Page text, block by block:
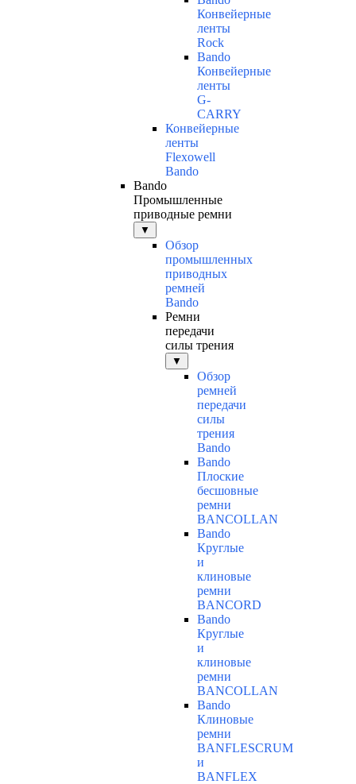
Конвейерные
ленты
Rock
Bando
Конвейерные
ленты
G-
CARRY
Конвейерные
ленты
Flexowell
Bando
Bando
Промышленные
приводные ремни
▼
Обзор
промышленных
приводных
ремней
Bando
Ремни
передачи
силы трения
▼
Обзор
ремней
передачи
силы
трения
Bando
Bando
Плоские
бесшовные
ремни
BANCOLLAN
Bando
Круглые
и
клиновые
ремни
BANCORD
Bando
Круглые
и
клиновые
ремни
BANCOLLAN
Bando
Клиновые
ремни
BANFLESCRUM
и
BANFLEX